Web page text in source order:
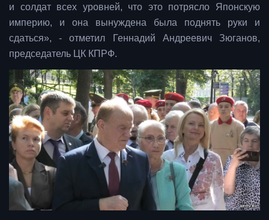
и солдат всех уровней, что это потрясло Японскую
империю, и она вынуждена была поднять руки и
сдаться», - отметил Геннадий Андреевич Зюганов,
председатель ЦК КПРФ.